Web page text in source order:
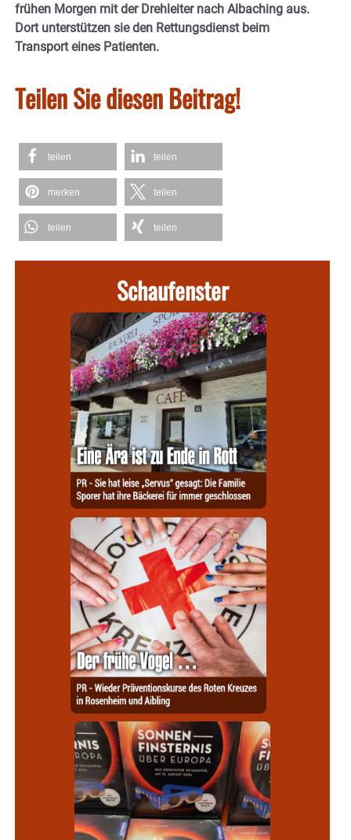
frühen Morgen mit der Drehleiter nach Albaching aus.
Dort unterstützen sie den Rettungsdienst beim
Transport eines Patienten.
Teilen Sie diesen Beitrag!
teilen teilen
merken teilen
teilen teilen
Schaufenster